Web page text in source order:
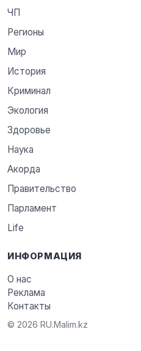
ЧП
Регионы
Мир
История
Криминал
Экология
Здоровье
Наука
Акорда
Правительство
Парламент
Life
ИНФОРМАЦИЯ
О нас
Реклама
Контакты
© 2026 RU.Malim.kz